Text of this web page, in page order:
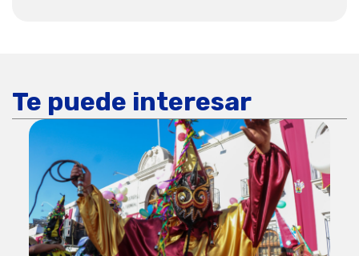
Te puede interesar